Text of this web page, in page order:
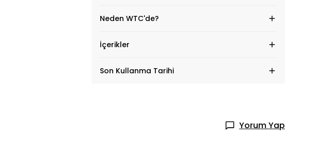
Neden WTC'de?
İçerikler
Son Kullanma Tarihi
Yorum Yap